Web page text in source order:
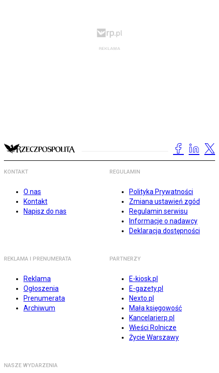
KONTAKT
O nas
Kontakt
Napisz do nas
REGULAMIN
Polityka Prywatności
Zmiana ustawień zgód
Regulamin serwisu
Informacje o nadawcy
Deklaracja dostępności
REKLAMA I PRENUMERATA
Reklama
Ogłoszenia
Prenumerata
Archiwum
PARTNERZY
E-kiosk.pl
E-gazety.pl
Nexto.pl
Mała księgowość
Kancelarierp.pl
Wieści Rolnicze
Życie Warszawy
NASZE WYDARZENIA